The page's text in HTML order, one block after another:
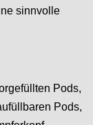
sinnvolle
Pods,
Pods,